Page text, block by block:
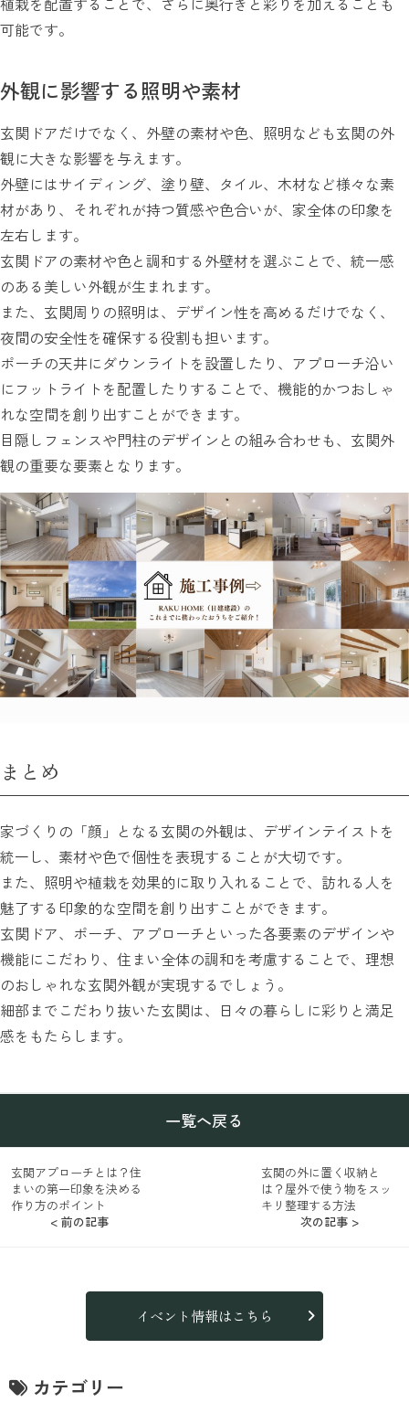
可能です。
外観に影響する照明や素材
玄関ドアだけでなく、外壁の素材や色、照明なども玄関の外
観に大きな影響を与えます。
外壁にはサイディング、塗り壁、タイル、木材など様々な素
材があり、それぞれが持つ質感や色合いが、家全体の印象を
左右します。
玄関ドアの素材や色と調和する外壁材を選ぶことで、統一感
のある美しい外観が生まれます。
また、玄関周りの照明は、デザイン性を高めるだけでなく、
夜間の安全性を確保する役割も担います。
ポーチの天井にダウンライトを設置したり、アプローチ沿い
にフットライトを配置したりすることで、機能的かつおしゃ
れな空間を創り出すことができます。
目隠しフェンスや門柱のデザインとの組み合わせも、玄関外
観の重要な要素となります。
まとめ
家づくりの「顔」となる玄関の外観は、デザインテイストを
統一し、素材や色で個性を表現することが大切です。
また、照明や植栽を効果的に取り入れることで、訪れる人を
魅了する印象的な空間を創り出すことができます。
玄関ドア、ポーチ、アプローチといった各要素のデザインや
機能にこだわり、住まい全体の調和を考慮することで、理想
のおしゃれな玄関外観が実現するでしょう。
細部までこだわり抜いた玄関は、日々の暮らしに彩りと満足
感をもたらします。
< 前の記事
玄関アプローチとは？住
まいの第一印象を決める
作り方のポイント
一覧へ戻る
玄関の外に置く収納と
は？屋外で使う物をスッ
キリ整理する方法
次の記事 >
イベント情報はこちら
カテゴリー